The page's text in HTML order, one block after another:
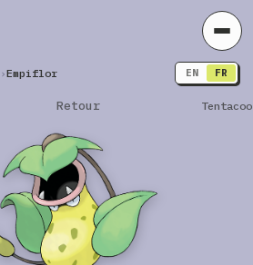
›Empiflor EN FR
Retour